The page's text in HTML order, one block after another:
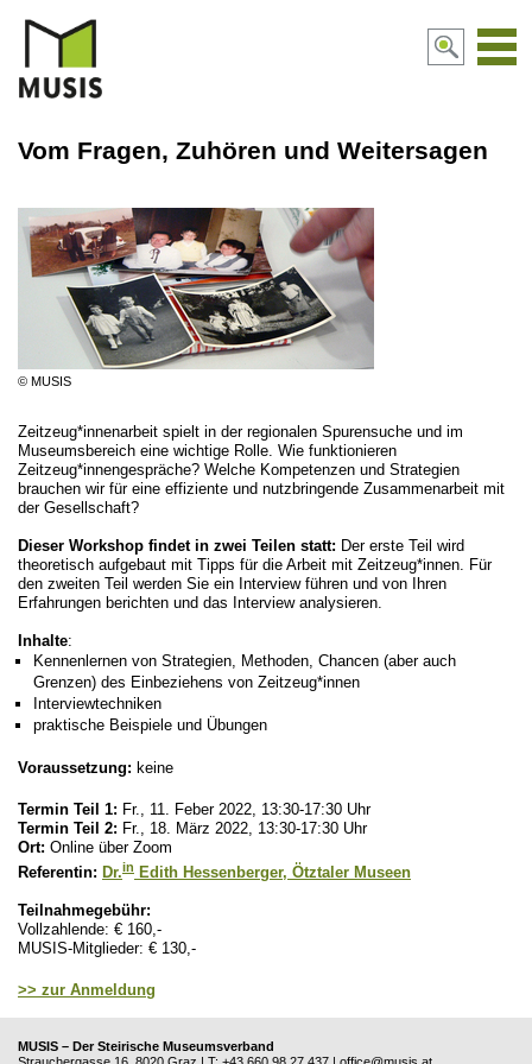
Vom Fragen, Zuhören und Weitersagen
© MUSIS
Zeitzeug*innenarbeit spielt in der regionalen Spurensuche und im
Museumsbereich eine wichtige Rolle. Wie funktionieren
Zeitzeug*innengespräche? Welche Kompetenzen und Strategien
brauchen wir für eine effiziente und nutzbringende Zusammenarbeit mit
der Gesellschaft?
Dieser Workshop findet in zwei Teilen statt: Der erste Teil wird
theoretisch aufgebaut mit Tipps für die Arbeit mit Zeitzeug*innen. Für
den zweiten Teil werden Sie ein Interview führen und von Ihren
Erfahrungen berichten und das Interview analysieren.
Inhalte:
Kennenlernen von Strategien, Methoden, Chancen (aber auch
Grenzen) des Einbeziehens von Zeitzeug*innen
Interviewtechniken
praktische Beispiele und Übungen
Voraussetzung: keine
Termin Teil 1: Fr., 11. Feber 2022, 13:30-17:30 Uhr
Termin Teil 2: Fr., 18. März 2022, 13:30-17:30 Uhr
Ort: Online über Zoom
Referentin: Dr.in Edith Hessenberger, Ötztaler Museen
Teilnahmegebühr:
Vollzahlende: € 160,-
MUSIS-Mitglieder: € 130,-
>> zur Anmeldung
MUSIS – Der Steirische Museumsverband